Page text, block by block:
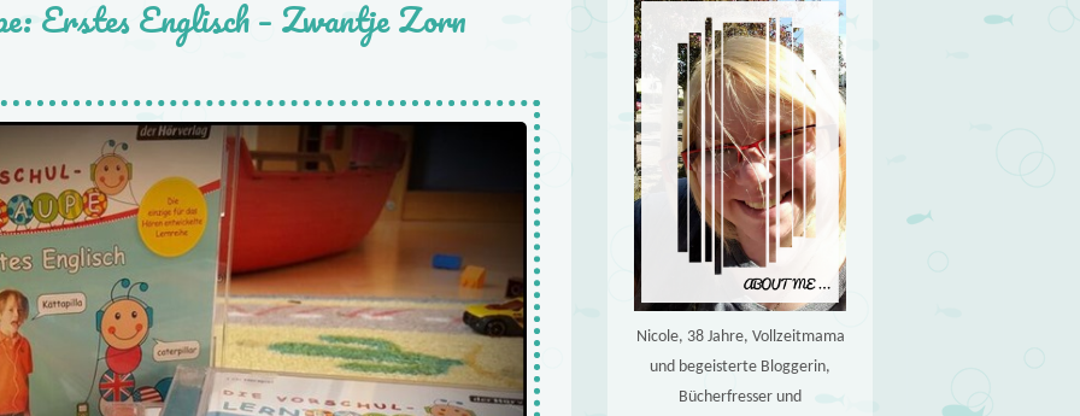
Erstes Englisch – Zwantje Zorn
Nicole, 38 Jahre, Vollzeitmama
und begeisterte Bloggerin,
Bücherfresser und